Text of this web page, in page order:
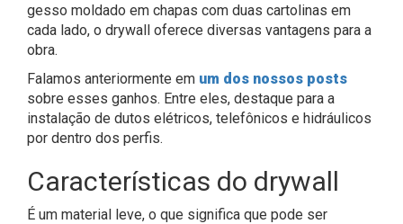
gesso moldado em chapas com duas cartolinas em
cada lado, o drywall oferece diversas vantagens para a
obra.
Falamos anteriormente em um dos nossos posts
sobre esses ganhos. Entre eles, destaque para a
instalação de dutos elétricos, telefônicos e hidráulicos
por dentro dos perfis.
Características do drywall
É um material leve, o que significa que pode ser